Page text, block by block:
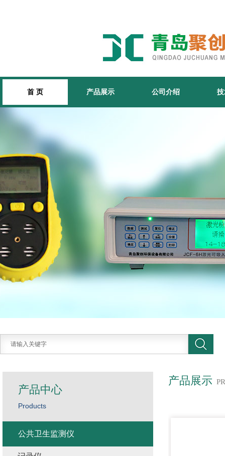
首 页 产品展示 公司介绍
产品展示
产品中心
Products
公共卫生监测仪